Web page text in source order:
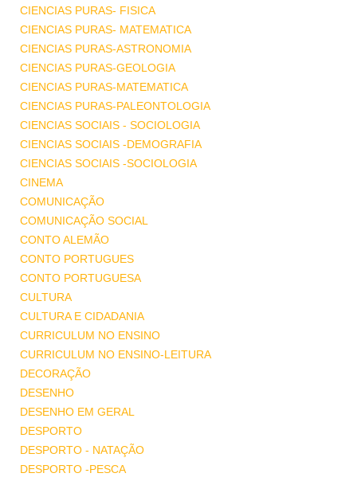
CIENCIAS PURAS- FISICA
CIENCIAS PURAS- MATEMATICA
CIENCIAS PURAS-ASTRONOMIA
CIENCIAS PURAS-GEOLOGIA
CIENCIAS PURAS-MATEMATICA
CIENCIAS PURAS-PALEONTOLOGIA
CIENCIAS SOCIAIS - SOCIOLOGIA
CIENCIAS SOCIAIS -DEMOGRAFIA
CIENCIAS SOCIAIS -SOCIOLOGIA
CINEMA
COMUNICAÇÃO
COMUNICAÇÃO SOCIAL
CONTO ALEMÃO
CONTO PORTUGUES
CONTO PORTUGUESA
CULTURA
CULTURA E CIDADANIA
CURRICULUM NO ENSINO
CURRICULUM NO ENSINO-LEITURA
DECORAÇÃO
DESENHO
DESENHO EM GERAL
DESPORTO
DESPORTO - NATAÇÃO
DESPORTO -PESCA